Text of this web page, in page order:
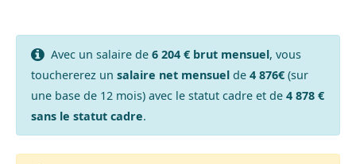
Avec un salaire de 6 204 € brut mensuel, vous
touchererez un salaire net mensuelde 4 876€(sur
une base de 12 mois) avec le statut cadre et de 4 878 €
sans le statut cadre.